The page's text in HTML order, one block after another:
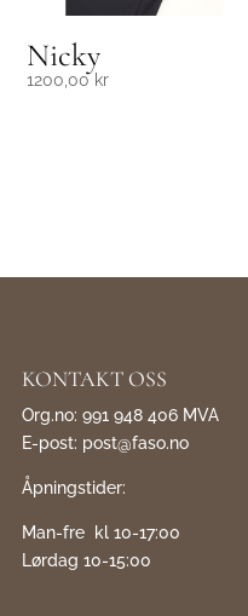
Nicky
1200,00 kr
KONTAKT OSS
Org.no: 991 948 406 MVA
E-post: post@faso.no
Åpningstider:
Man-fre kl 10-17:00
Lørdag 10-15:00